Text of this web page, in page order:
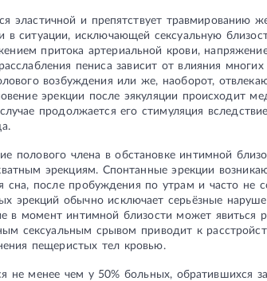
эластичной и препятствует травмированию
ситуации, исключающей сексуальную
притока артериальной крови,
пениса зависит от влияния
возбуждения или же, наоборот,
эрекции после эякуляции происходит
продолжается его стимуляция вследствие
полового члена в обстановке интимной
эрекциям. Спонтанные эрекции
сна, после пробуждения по утрам и часто не
эрекций обычно исключает серьёзные
момент интимной близости может явиться
сексуальным срывом приводит к
пещеристых тел кровью.
не менее чем у 50% больных, обратившихся за